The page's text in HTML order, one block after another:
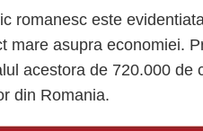
romanesc este
mare asupra economiei.
acestora de 720.000 de
din Romania.